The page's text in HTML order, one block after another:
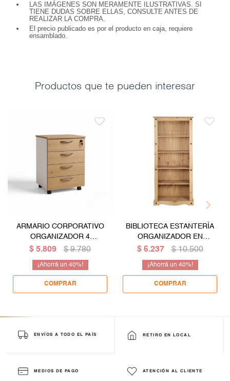
LAS IMÁGENES SON MERAMENTE ILUSTRATIVAS. SI
TIENE DUDAS SOBRE ELLAS, CONSULTE ANTES DE
REALIZAR LA COMPRA.
El precio publicado es por el producto en caja, requiere
ensamblado.
Productos que te pueden interesar
ARMARIO CORPORATIVO
ORGANIZADOR 4
CAJONES CON LLAVE
$ 5.809 $ 9.780
40
BIBLIOTECA ESTANTERÍA
ORGANIZADOR EN
MADERA MACIZA - LÌNEA
$ 6.237 $ 10.500
40
ENVÍOS A TODO EL PAÍS RETIRO EN LOCAL
MEDIOS DE PAGO ATENCIÓN AL CLIENTE